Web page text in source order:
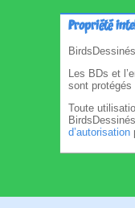
Propriété
Les BDs et
sont protégés
Toute
d’autorisation